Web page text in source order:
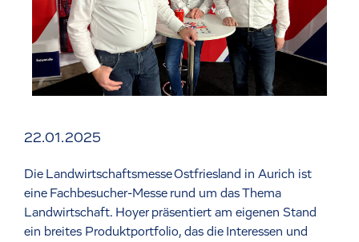
22.01.2025
Die Landwirtschaftsmesse Ostfriesland in Aurich ist
eine Fachbesucher-Messe rund um das Thema
Landwirtschaft. Hoyer präsentiert am eigenen Stand
ein breites Produktportfolio, das die Interessen und